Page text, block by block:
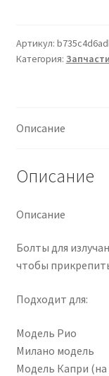
(alte
Артикул:
Категория:
Описание
Описание
Описание
Болты для
чтобы
Подходит для:
Модель Рио
Милано модель
Модель Капри (на